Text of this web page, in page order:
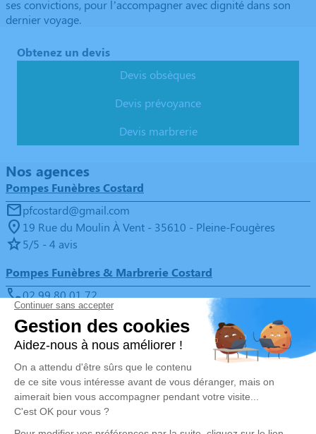
ses convictions, pour l’accompagner avec dignité dans son
dernier voyage.
Obtenez un devis
Devis obsèques
Devis prévoyance
Devis marbrerie
Nos agences
Pompes Funèbres Costard
pfcostard@gmail.com
19 Rue du Moulin À Vent - 35610 - Pleine-Fougères
5/5 - 4 avis
Pompes Funèbres & Marbrerie Costard
02 99 80 01 72
pfcostard@gmail.com
10 Place de l'Église - 35120 - La Boussac
4.9/5 - 65 avis
Nos Services
Organiser des obsèques
Monuments funéraires
Services aux familles
Liens utiles
Avis de décès
Demande de rendez-vous en